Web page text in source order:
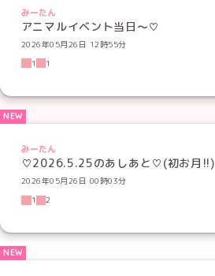
みーたん
アニマルイベント当日〜♡
2026年05月26日 12時55分
1
1
みーたん
♡2026.5.25のあしあと♡(初お月!!)
2026年05月26日 00時03分
1
2